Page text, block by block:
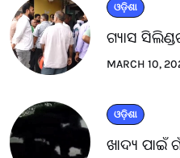
ଓଡ଼ିଶା
ଗ୍ୟାସ
MARCH 10,
ଓଡ଼ିଶା
ଖାଦ୍ୟ ପାଇଁ